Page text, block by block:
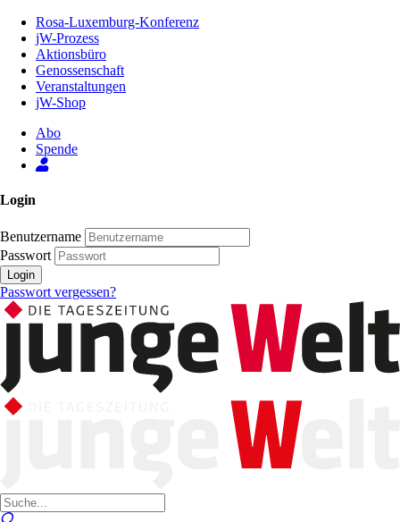
Inhalt
Seite
Rosa-Luxemburg-Konferenz
jW-Prozess
Aktionsbüro
Genossenschaft
Veranstaltungen
jW-Shop
Abo
Spende
Login
Benutzername
Passwort
Login
Passwort vergessen?